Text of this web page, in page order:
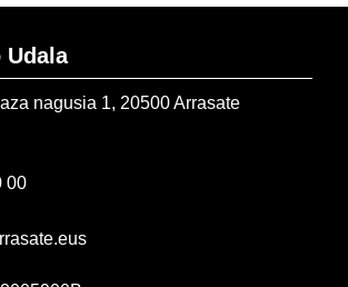
Udala
nagusia 1, 20500 Arrasate
00